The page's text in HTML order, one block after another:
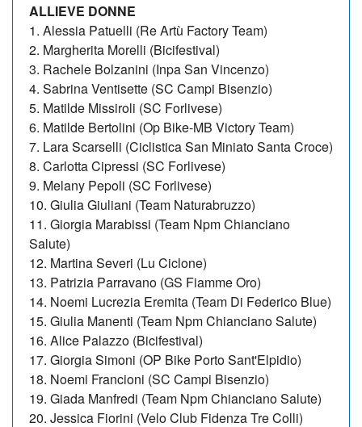
ALLIEVE DONNE
1. Alessia Patuelli (Re Artù Factory Team)
2. Margherita Morelli (Bicifestival)
3. Rachele Bolzanini (Inpa San Vincenzo)
4. Sabrina Ventisette (SC Campi Bisenzio)
5. Matilde Missiroli (SC Forlivese)
6. Matilde Bertolini (Op Bike-MB Victory Team)
7. Lara Scarselli (Ciclistica San Miniato Santa Croce)
8. Carlotta Cipressi (SC Forlivese)
9. Melany Pepoli (SC Forlivese)
10. Giulia Giuliani (Team Naturabruzzo)
11. Giorgia Marabissi (Team Npm Chianciano
Salute)
12. Martina Severi (Lu Ciclone)
13. Patrizia Parravano (GS Fiamme Oro)
14. Noemi Lucrezia Eremita (Team Di Federico Blue)
15. Giulia Manenti (Team Npm Chianciano Salute)
16. Alice Palazzo (Bicifestival)
17. Giorgia Simoni (OP Bike Porto Sant'Elpidio)
18. Noemi Francioni (SC Campi Bisenzio)
19. Giada Manfredi (Team Npm Chianciano Salute)
20. Jessica Fiorini (Velo Club Fidenza Tre Colli)